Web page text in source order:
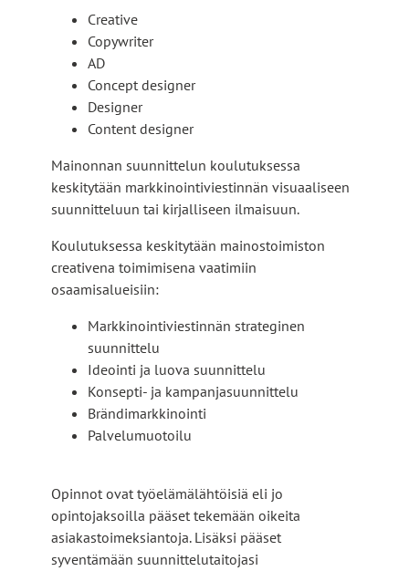
Creative
Copywriter
AD
Concept designer
Designer
Content designer
Mainonnan suunnittelun koulutuksessa
keskitytään markkinointiviestinnän visuaaliseen
suunnitteluun tai kirjalliseen ilmaisuun.
Koulutuksessa keskitytään mainostoimiston
creativena toimimisena vaatimiin
osaamisalueisiin:
Markkinointiviestinnän strateginen
suunnittelu
Ideointi ja luova suunnittelu
Konsepti- ja kampanjasuunnittelu
Brändimarkkinointi
Palvelumuotoilu
Opinnot ovat työelämälähtöisiä eli jo
opintojaksoilla pääset tekemään oikeita
asiakastoimeksiantoja. Lisäksi pääset
syventämään suunnittelutaitojasi